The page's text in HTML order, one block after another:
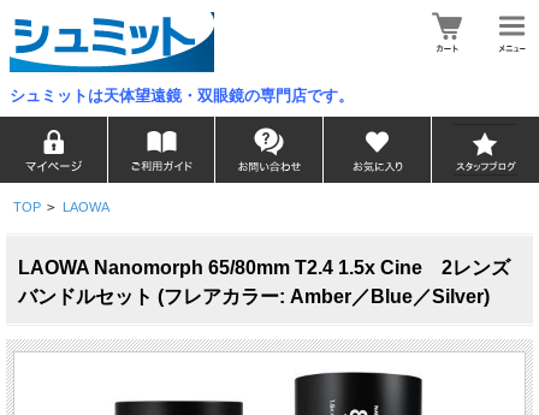
シュミットは天体望遠鏡・双眼鏡の専門店です。
TOP > LAOWA
LAOWA Nanomorph 65/80mm T2.4 1.5x Cine 2レンズ
バンドルセット (フレアカラー: Amber／Blue／Silver)